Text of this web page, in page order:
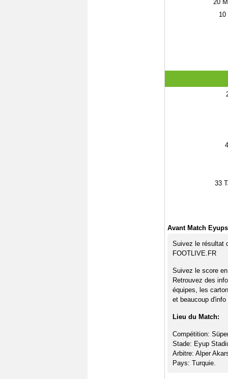
20
10
33
Avant Match
Suivez le résultat
FOOTLIVE.FR
Suivez le score
Retrouvez des
équipes, les
et beaucoup
Lieu du Match:
Compétition:
Stade: Eyup
Arbitre: Alper
Pays: Turquie.